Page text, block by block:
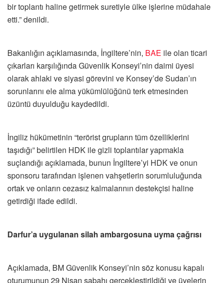
bir toplantı haline getirmek suretiyle ülke işlerine müdahale
etti.” denildi.
Bakanlığın açıklamasında, İngiltere’nin, BAE ile olan ticari
çıkarları karşılığında Güvenlik Konseyi’nin daimi üyesi
olarak ahlaki ve siyasi görevini ve Konsey’de Sudan’ın
sorunlarını ele alma yükümlülüğünü terk etmesinden
üzüntü duyulduğu kaydedildi.
İngiliz hükümetinin “terörist grupların tüm özelliklerini
taşıdığı” belirtilen HDK ile gizli toplantılar yapmakla
suçlandığı açıklamada, bunun İngiltere’yi HDK ve onun
sponsoru tarafından işlenen vahşetlerin sorumluluğunda
ortak ve onların cezasız kalmalarının destekçisi haline
getirdiği ifade edildi.
Darfur’a uygulanan silah ambargosuna uyma çağrısı
Açıklamada, BM Güvenlik Konseyi’nin söz konusu kapalı
oturumunun 29 Nisan sabahı gerçekleştirildiği ve üyelerin